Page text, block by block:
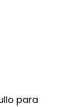
para